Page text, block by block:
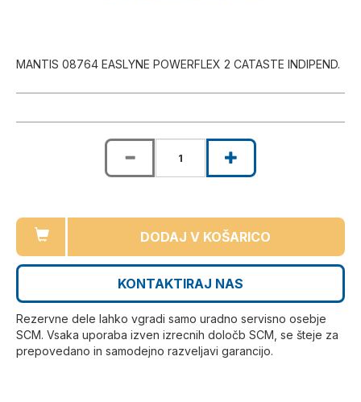
MANTIS 08764 EASLYNE POWERFLEX 2 CATASTE INDIPEND.
DODAJ V KOŠARICO
KONTAKTIRAJ NAS
Rezervne dele lahko vgradi samo uradno servisno osebje
SCM. Vsaka uporaba izven izrecnih določb SCM, se šteje za
prepovedano in samodejno razveljavi garancijo.